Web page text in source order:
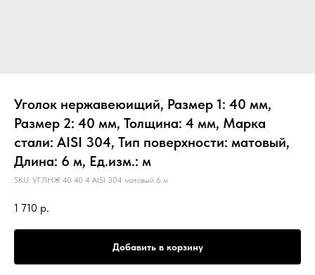
Уголок нержавеюищий, Размер 1: 40 мм,
Размер 2: 40 мм, Толщина: 4 мм, Марка
стали: AISI 304, Тип поверхности: матовый,
Длина: 6 м, Ед.изм.: м
SKU: УГЛНЖ 40 40 4 AISI 304 матовый 6 м
1 710 р.
Добавить в корзину